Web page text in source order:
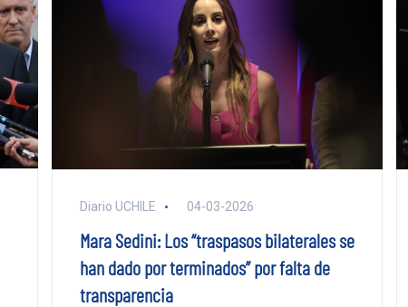
Diario UCHILE 04-03-2026
Mara Sedini: Los “traspasos bilaterales se
han dado por terminados” por falta de
transparencia